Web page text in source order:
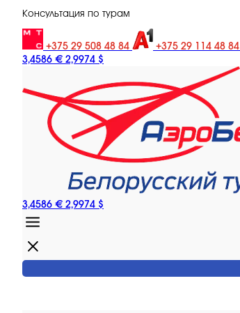
Консультация по турам
+375 29 508 48 84 +375 29 114 48 84
3,4586 € 2,9974 $
3,4586 € 2,9974 $